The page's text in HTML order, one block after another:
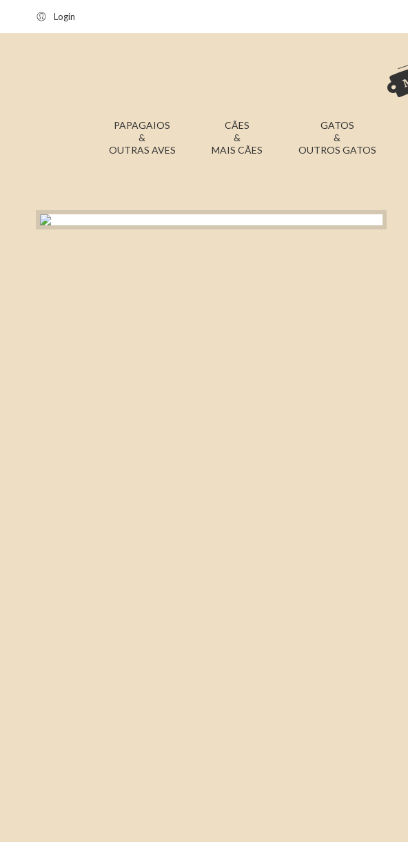
Login
PAPAGAIOS
&
OUTRAS AVES
CÃES
&
MAIS CÃES
GATOS
&
OUTROS GATOS